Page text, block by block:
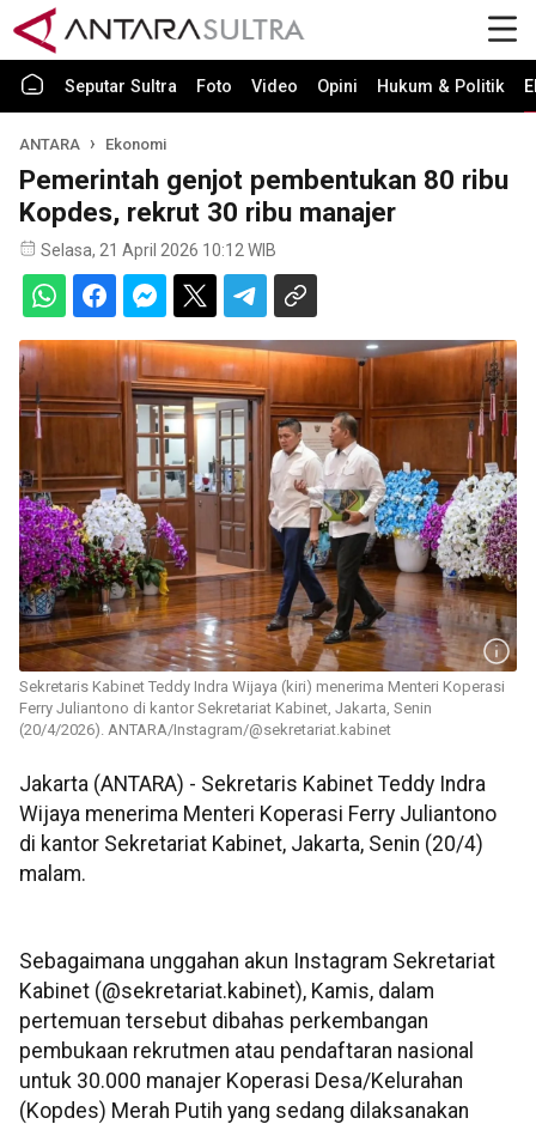
Seputar Sultra Foto Video Opini Hukum & Politik
ANTARA Ekonomi
Pemerintah genjot pembentukan 80 ribu
Kopdes, rekrut 30 ribu manajer
Selasa, 21 April 2026 10:12 WIB
Sekretaris Kabinet Teddy Indra Wijaya (kiri) menerima Menteri Koperasi
Ferry Juliantono di kantor Sekretariat Kabinet, Jakarta, Senin
(20/4/2026). ANTARA/Instagram/@sekretariat.kabinet
Jakarta (ANTARA) - Sekretaris Kabinet Teddy Indra
Wijaya menerima Menteri Koperasi Ferry Juliantono
di kantor Sekretariat Kabinet, Jakarta, Senin (20/4)
malam.
Sebagaimana unggahan akun Instagram Sekretariat
Kabinet (@sekretariat.kabinet), Kamis, dalam
pertemuan tersebut dibahas perkembangan
pembukaan rekrutmen atau pendaftaran nasional
untuk 30.000 manajer Koperasi Desa/Kelurahan
(Kopdes) Merah Putih yang sedang dilaksanakan